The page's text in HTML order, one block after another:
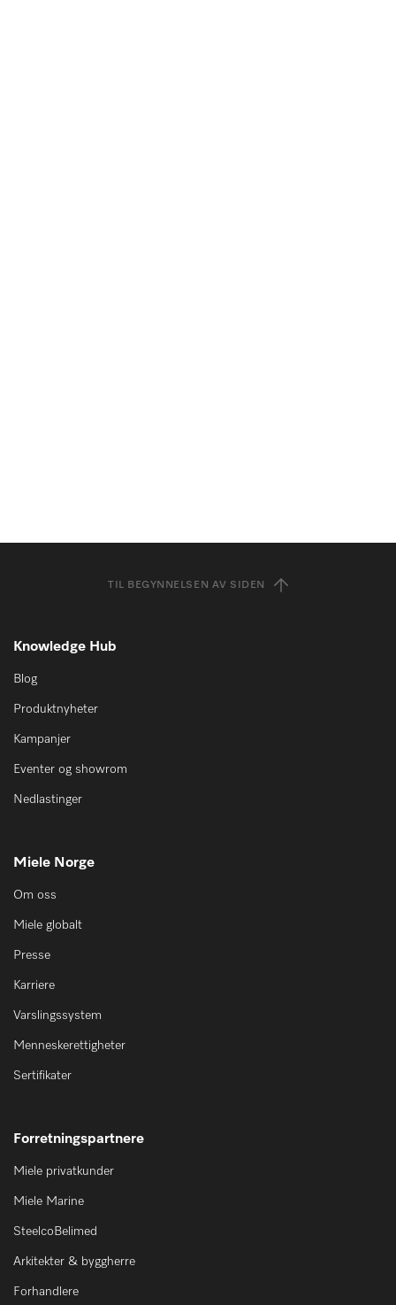
TIL BEGYNNELSEN AV SIDEN
Knowledge Hub
Blog
Produktnyheter
Kampanjer
Eventer og showrom
Nedlastinger
Miele Norge
Om oss
Miele globalt
Presse
Karriere
Varslingssystem
Menneskerettigheter
Sertifikater
Forretningspartnere
Miele privatkunder
Miele Marine
SteelcoBelimed
Arkitekter & byggherre
Forhandlere